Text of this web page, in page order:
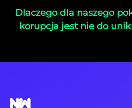
Dlaczego dla naszego
korupcja jest nie do